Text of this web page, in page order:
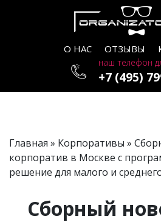
О НАС ОТЗЫВЫ
наш телефон
+7 (495)
Главная » Корпоративы »
корпоратив в Москве с
решение для малого и
Сборный